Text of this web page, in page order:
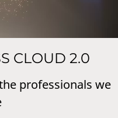
CLOUD 2.0
professionals we